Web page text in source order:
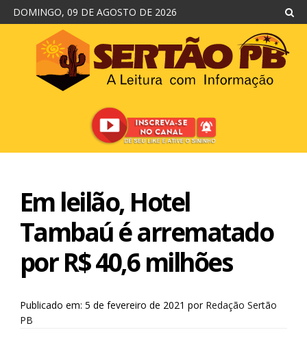
DOMINGO, 09 DE AGOSTO DE 2026
Em leilão, Hotel
Tambaú é arrematado
por R$ 40,6 milhões
Publicado em: 5 de fevereiro de 2021 por Redação Sertão
PB